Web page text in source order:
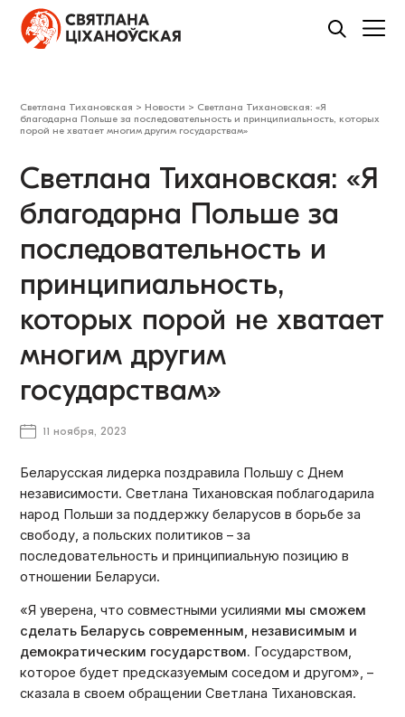
Светлана Тихановская > Новости > Светлана Тихановская: «Я
благодарна Польше за последовательность и принципиальность, которых
порой не хватает многим другим государствам»
Светлана Тихановская: «Я
благодарна Польше за
последовательность и
принципиальность,
которых порой не хватает
многим другим
государствам»
11 ноября, 2023
Беларусская лидерка поздравила Польшу с Днем
независимости. Светлана Тихановская поблагодарила
народ Польши за поддержку беларусов в борьбе за
свободу, а польских политиков – за
последовательность и принципиальную позицию в
отношении Беларуси.
«Я уверена, что совместными усилиями мы сможем
сделать Беларусь современным, независимым и
демократическим государством. Государством,
которое будет предсказуемым соседом и другом», –
сказала в своем обращении Светлана Тихановская.